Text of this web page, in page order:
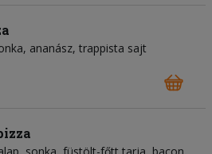
ananász trappista sajt